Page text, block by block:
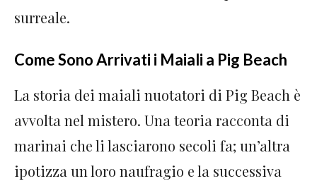
surreale.
Come Sono Arrivati i Maiali a Pig Beach
La storia dei maiali nuotatori di Pig Beach è
avvolta nel mistero. Una teoria racconta di
marinai che li lasciarono secoli fa; un’altra
ipotizza un loro naufragio e la successiva